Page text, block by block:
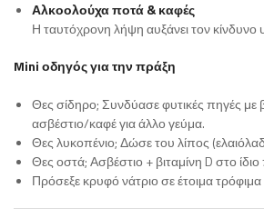
Αλκοολούχα ποτά & καφές
Η ταυτόχρονη λήψη αυξάνει τον
Mini οδηγός για την πράξη
Θες σίδηρο; Συνδύασε φυτικές πηγές με
ασβέστιο/καφέ για άλλο γεύμα.
Θες λυκοπένιο; Δώσε του λίπος
Θες οστά; Ασβέστιο + βιταμίνη D στο ίδιο
Πρόσεξε κρυφό νάτριο σε έτοιμα